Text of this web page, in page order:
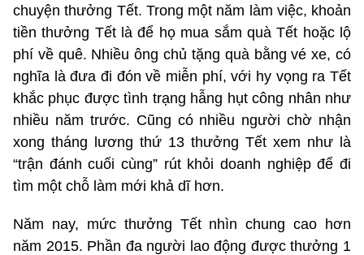
chuyện thưởng Tết. Trong một năm làm việc, khoản
tiền thưởng Tết là để họ mua sắm quà Tết hoặc lộ
phí về quê. Nhiều ông chủ tặng quà bằng vé xe, có
nghĩa là đưa đi đón về miễn phí, với hy vọng ra Tết
khắc phục được tình trạng hẫng hụt công nhân như
nhiều năm trước. Cũng có nhiều người chờ nhận
xong tháng lương thứ 13 thưởng Tết xem như là
“trận đánh cuối cùng” rút khỏi doanh nghiệp để đi
tìm một chỗ làm mới khả dĩ hơn.
Năm nay, mức thưởng Tết nhìn chung cao hơn
năm 2015. Phần đa người lao động được thưởng 1